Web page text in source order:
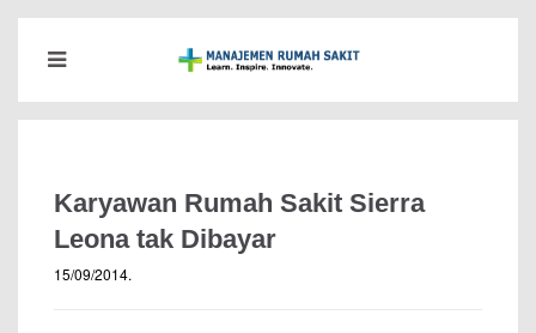
Karyawan Rumah Sakit Sierra
Leona tak Dibayar
15/09/2014.